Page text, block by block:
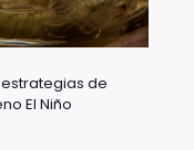
estrategias de
El Niño